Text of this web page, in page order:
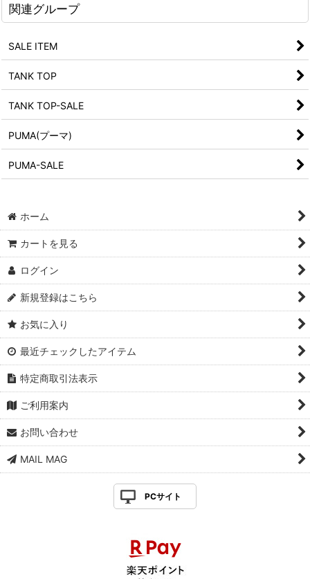
関連グループ
SALE ITEM
TANK TOP
TANK TOP-SALE
PUMA(プーマ)
PUMA-SALE
ホーム
カートを見る
ログイン
新規登録はこちら
お気に入り
最近チェックしたアイテム
特定商取引法表示
ご利用案内
お問い合わせ
MAIL MAG
PCサイト